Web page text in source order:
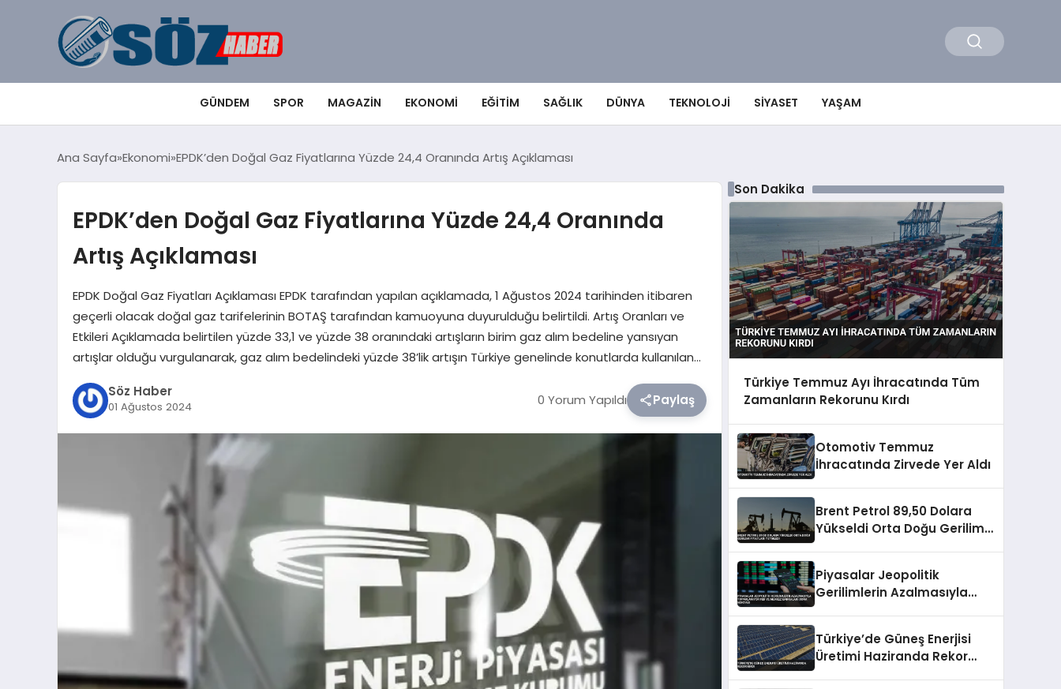
GÜNDEM SPOR MAGAZIN EKONOMI EĞITIM SAĞLIK DÜNYA TEKNOLOJI SIYASET YAŞAM
Ana Sayfa Ekonomi EPDK’den Doğal Gaz Fiyatlarına Yüzde 24,4 Oranında Artış Açıklaması
EPDK’den Doğal Gaz Fiyatlarına Yüzde 24,4 Oranında
Artış Açıklaması
EPDK Doğal Gaz Fiyatları Açıklaması EPDK tarafından yapılan açıklamada, 1 Ağustos 2024 tarihinden itibaren
geçerli olacak doğal gaz tarifelerinin BOTAŞ tarafından kamuoyuna duyurulduğu belirtildi. Artış Oranları ve
Etkileri Açıklamada belirtilen yüzde 33,1 ve yüzde 38 oranındaki artışların birim gaz alım bedeline yansıyan
artışlar olduğu vurgulanarak, gaz alım bedelindeki yüzde 38’lik artışın Türkiye genelinde konutlarda kullanılan…
Söz Haber
01 Ağustos 2024 0 Yorum Yapıldı Paylaş
Son Dakika
Türkiye Temmuz Ayı İhracatında Tüm
Zamanların Rekorunu Kırdı
Otomotiv Temmuz
İhracatında Zirvede Yer Aldı
Brent Petrol 89,50 Dolara
Yükseldi Orta Doğu Gerilimi
Piyasalar Jeopolitik
Gerilimlerin Azalmasıyla
Türkiye’de Güneş Enerjisi
Üretimi Haziranda Rekor